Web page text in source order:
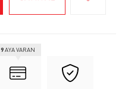
9AYA VARAN